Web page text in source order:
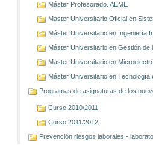
Máster Profesorado. AEME
Máster Universitario Oficial en
Máster Universitario en Ingeniería
Máster Universitario en Gestión
Máster Universitario en
Máster Universitario en Tecnología
Programas de asignaturas de los
Curso 2010/2011
Curso 2011/2012
Prevención riesgos laborales -